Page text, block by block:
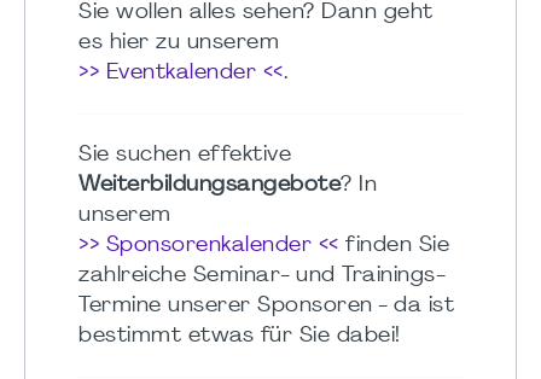
Sie wollen alles sehen? Dann geht
es hier zu unserem
>> Eventkalender <<.
Sie suchen effektive
Weiterbildungsangebote? In
unserem
>> Sponsorenkalender << finden Sie
zahlreiche Seminar- und Trainings-
Termine unserer Sponsoren - da ist
bestimmt etwas für Sie dabei!